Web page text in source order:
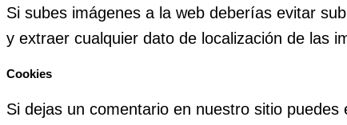
Si subes imágenes a la web deberías evitar
y extraer cualquier dato de localización de las
Cookies
Si dejas un comentario en nuestro sitio